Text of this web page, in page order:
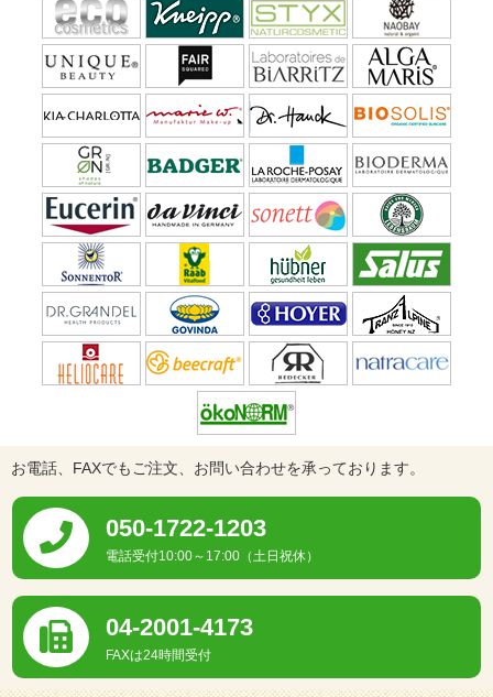
お電話、FAXでもご注文、お問い合わせを承っております。
050-1722-1203
電話受付10:00～17:00（土日祝休）
04-2001-4173
FAXは24時間受付